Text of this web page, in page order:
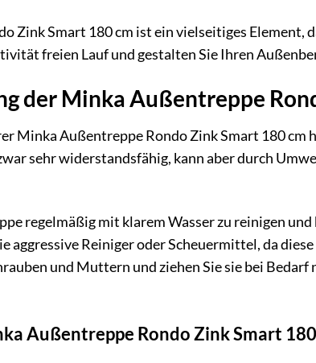
Zink Smart 180 cm ist ein vielseitiges
freien Lauf und gestalten Sie Ihren
der Minka Außentreppe
Minka Außentreppe Rondo Zink Smart 180
sehr widerstandsfähig, kann aber durch
regelmäßig mit klarem Wasser zu reinigen
aggressive Reiniger oder Scheuermittel, da
und Muttern und ziehen Sie sie bei Bedarf
Außentreppe Rondo Zink Smart